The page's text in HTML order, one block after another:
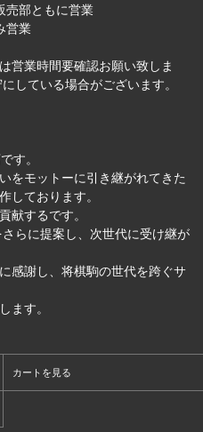
部ともに営業
営業
営業時間要確認お願い致しま
している場合がございます。
す。
モットーに引き継がれてきた
しております。
献するです。
らに提案し、次世代に受け継が
感謝し、将棋駒の世代を跨ぐサ
ます。
カートを見る